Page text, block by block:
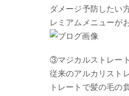
ダメージ予防したい
レミアムメニューが
③マジカルストレート
従来のアルカリスト
トレートで髪の毛の